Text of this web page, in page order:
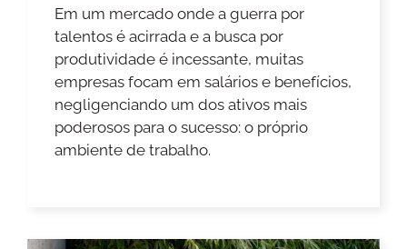
Em um mercado onde a guerra por
talentos é acirrada e a busca por
produtividade é incessante, muitas
empresas focam em salários e benefícios,
negligenciando um dos ativos mais
poderosos para o sucesso: o próprio
ambiente de trabalho.